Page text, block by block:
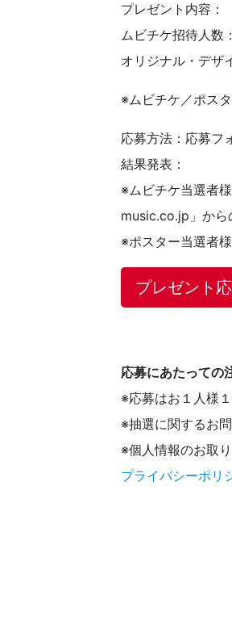
プレゼント内容：
ムビチケ招待人数
オリジナル・デザ
※ムビチケ／ポス
応募方法：応募フ
結果発表：
※ムビチケ当選者
music.co.jp」から
※ポスター当選者
プレゼント
応募にあたっての
※応募はお１人様
※抽選に関するお
※個人情報のお取
プライバシーポリ